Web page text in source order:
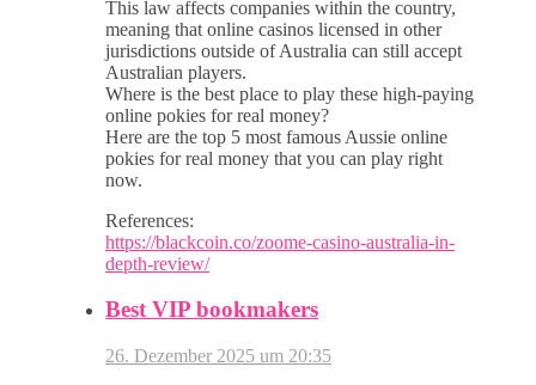
This law affects companies within the country,
meaning that online casinos licensed in other
jurisdictions outside of Australia can still accept
Australian players.
Where is the best place to play these high-paying
online pokies for real money?
Here are the top 5 most famous Aussie online
pokies for real money that you can play right
now.
References:
https://blackcoin.co/zoome-casino-australia-in-
depth-review/
Best VIP bookmakers
26. Dezember 2025 um 20:35